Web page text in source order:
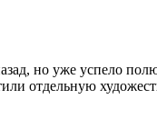
но уже успело
отдельную